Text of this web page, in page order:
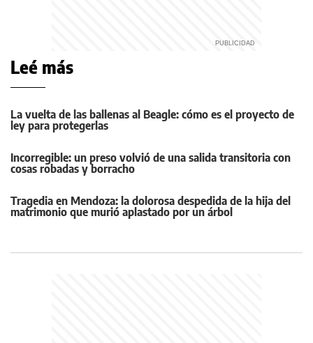
Leé más
La vuelta de las ballenas al Beagle: cómo es el proyecto de
ley para protegerlas
Incorregible: un preso volvió de una salida transitoria con
cosas robadas y borracho
Tragedia en Mendoza: la dolorosa despedida de la hija del
matrimonio que murió aplastado por un árbol